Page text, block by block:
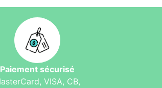
Paiement sécurisé
VISA, CB,